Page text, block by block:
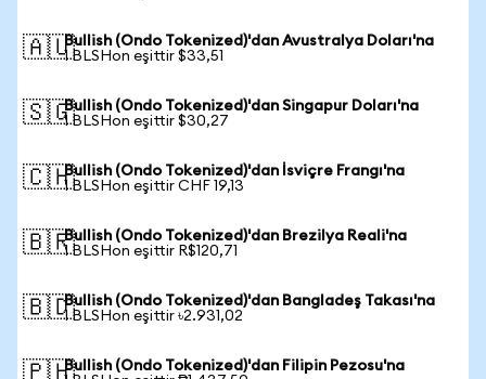
🇦🇺Bullish (Ondo Tokenized)'dan Avustralya Doları'na
1 BLSHon eşittir $33,51
🇸🇬Bullish (Ondo Tokenized)'dan Singapur Doları'na
1 BLSHon eşittir $30,27
🇨🇭Bullish (Ondo Tokenized)'dan İsviçre Frangı'na
1 BLSHon eşittir CHF 19,13
🇧🇷Bullish (Ondo Tokenized)'dan Brezilya Reali'na
1 BLSHon eşittir R$120,71
🇧🇩Bullish (Ondo Tokenized)'dan Bangladeş Takası'na
1 BLSHon eşittir ৳2.931,02
🇵🇭Bullish (Ondo Tokenized)'dan Filipin Pezosu'na